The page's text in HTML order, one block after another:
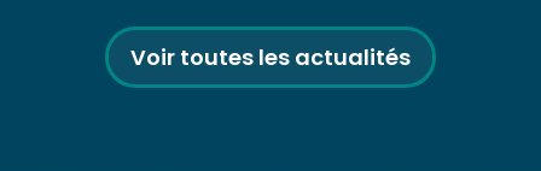
Voir toutes les actualités